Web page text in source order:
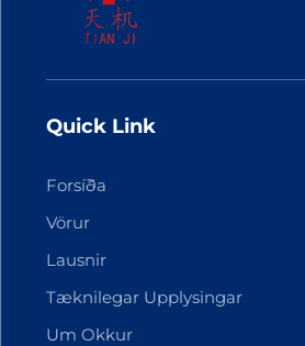
Quick Link
Forsíða
Vörur
Lausnir
Tæknilegar Upplysingar
Um Okkur